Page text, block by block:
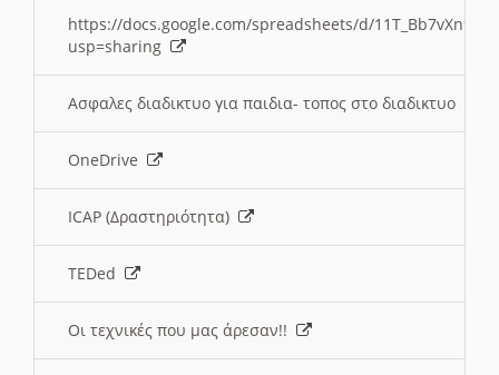
https://docs.google.com/spreadsheets/d/
usp=sharing
Ασφαλες διαδικτυο για παιδια- τοπος στο διαδικτυο
OneDrive
ICAP (Δραστηριότητα)
TEDed
Οι τεχνικές που μας άρεσαν!!